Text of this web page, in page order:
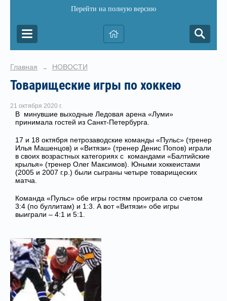
Перейти на полную версию
Главная → НОВОСТИ
Товарищеские игры по хоккею
21 октября 2020 г.
В минувшие выходные Ледовая арена «Луми»
принимала гостей из Санкт-Петербурга.
17 и 18 октября петрозаводские команды «Пульс» (тренер
Илья Машенцов) и «Витязи» (тренер Денис Попов) играли
в своих возрастных категориях с командами «Балтийские
крылья» (тренер Олег Максимов). Юными хоккеистами
(2005 и 2007 г.р.) были сыграны четыре товарищеских
матча.
Команда «Пульс» обе игры гостям проиграла со счетом
3:4 (по буллитам) и 1:3. А вот «Витязи» обе игры
выиграли – 4:1 и 5:1.